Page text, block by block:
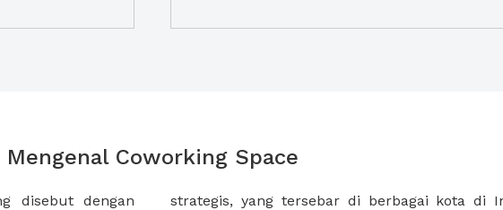
Mengenal Coworking Space
disebut dengan
XWORK